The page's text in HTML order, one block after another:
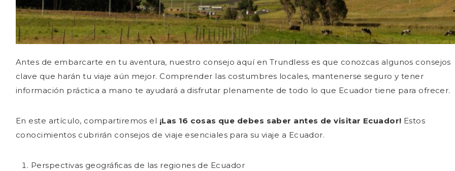
Antes de embarcarte en tu aventura, nuestro consejo aquí en Trundless es que conozcas algunos consejos
clave que harán tu viaje aún mejor. Comprender las costumbres locales, mantenerse seguro y tener
información práctica a mano te ayudará a disfrutar plenamente de todo lo que Ecuador tiene para ofrecer.
En este artículo, compartiremos el ¡Las 16 cosas que debes saber antes de visitar Ecuador! Estos
conocimientos cubrirán consejos de viaje esenciales para su viaje a Ecuador.
Perspectivas geográficas de las regiones de Ecuador